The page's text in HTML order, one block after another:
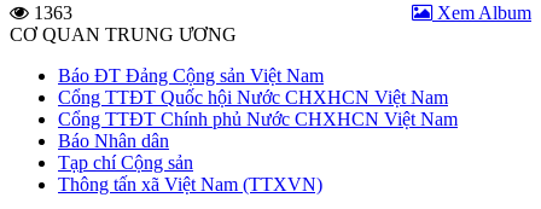
1363
Xem Album
CƠ QUAN TRUNG ƯƠNG
Báo ĐT Đảng Cộng sản Việt Nam
Cổng TTĐT Quốc hội Nước CHXHCN Việt Nam
Cổng TTĐT Chính phủ Nước CHXHCN Việt Nam
Báo Nhân dân
Tạp chí Cộng sản
Thông tấn xã Việt Nam (TTXVN)